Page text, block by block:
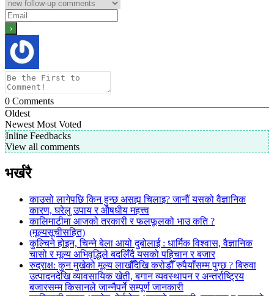
0 Comments
Oldest
Newest Most Voted
Inline Feedbacks
View all comments
भर्खरै
काउसो लागेपछि किन हुन्छ असह्य चिलाइ? जानौं यसको वैज्ञानिक
कारण, घरेलु उपाय र औषधीय महत्त्व
कालिमाटीमा आजको तरकारी र फलफूलको भाउ कति ?
(मूल्यसूचीसहित)
कुल्चिने होइन, चिन्ने बेला आयो दुबोलाई : धार्मिक विश्वास, वैज्ञानिक
चासो र मूल्य अभिवृद्धिले बदलिँदै यसको पहिचान र बजार
रुद्राक्ष: कुन मुखेको मूल्य लाखौँदेखि करोडौँ रुपैयाँसम्म पुग्छ ? बिरुवा
उत्पादनदेखि व्यावसायिक खेती, बगान व्यवस्थापन र अन्तर्राष्ट्रिय
बजारसम्म किसानले जान्नैपर्ने सम्पूर्ण जानकारी